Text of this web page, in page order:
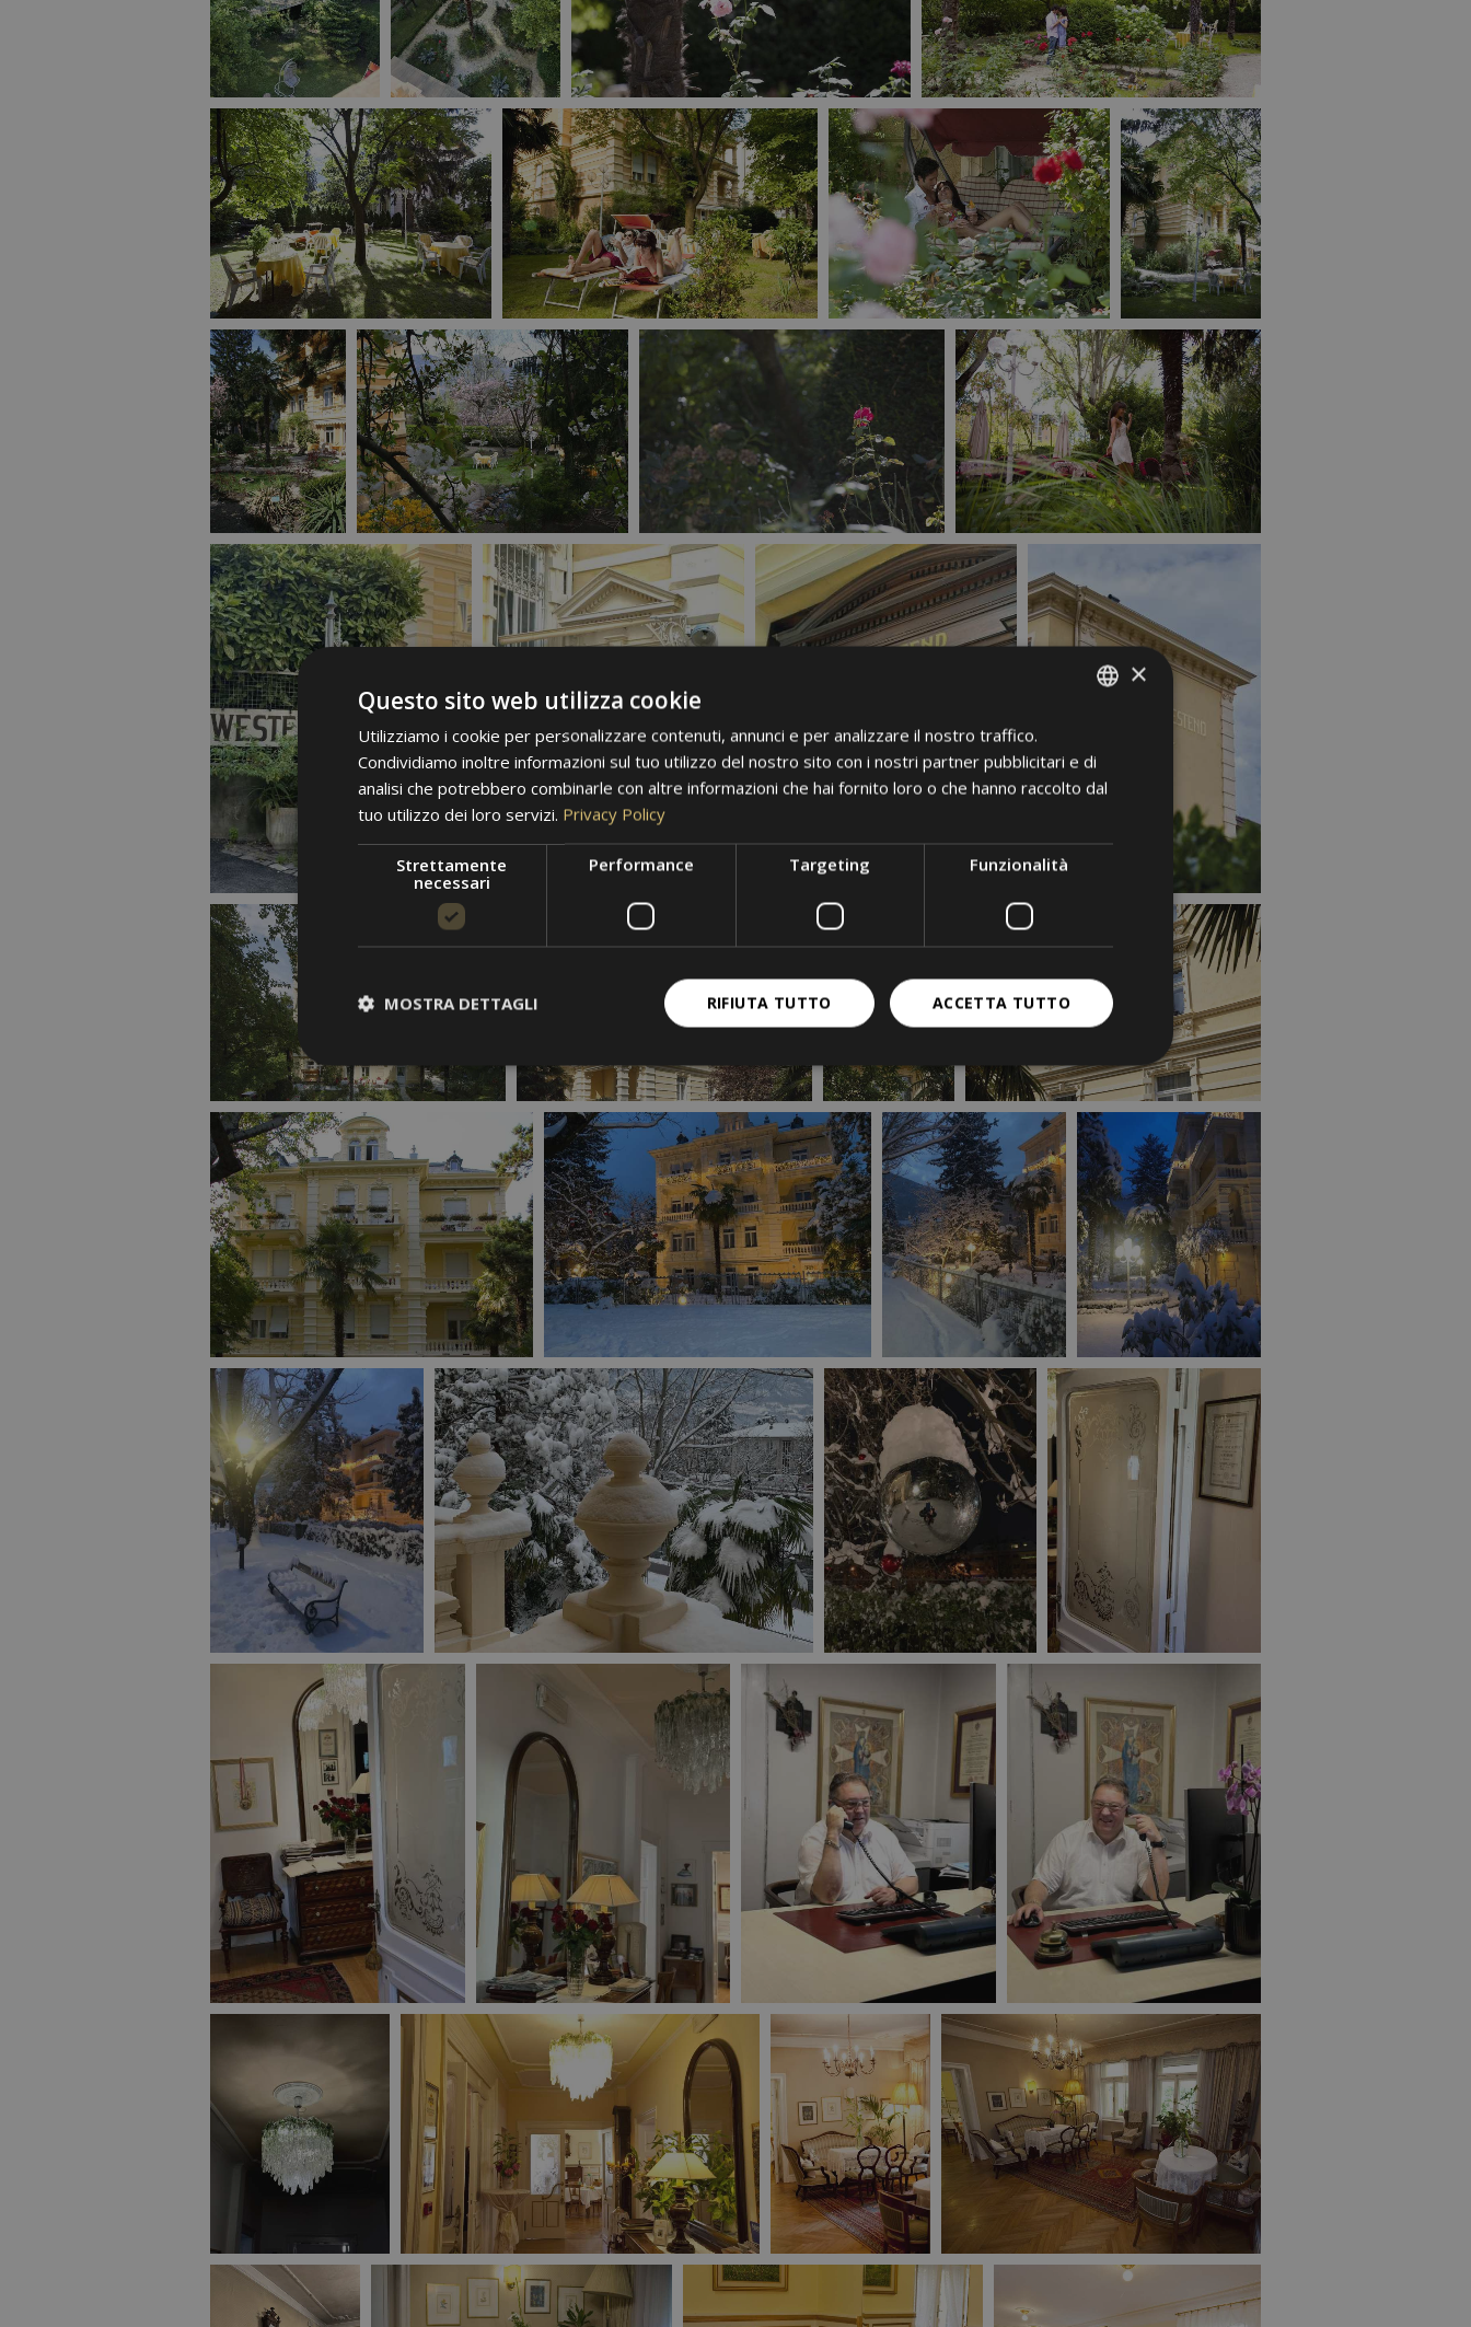
GERMAN
×
Questo sito web utilizza cookie
Utilizziamo i cookie per personalizzare contenuti, annunci e per analizzare il nostro traffico.
Condividiamo inoltre informazioni sul tuo utilizzo del nostro sito con i nostri partner pubblicitari e di
analisi che potrebbero combinarle con altre informazioni che hai fornito loro o che hanno raccolto dal
tuo utilizzo dei loro servizi. Privacy Policy
Strettamente
necessari
Performance Targeting Funzionalità
ACCETTA TUTTO
RIFIUTA TUTTO
MOSTRA DETTAGLI